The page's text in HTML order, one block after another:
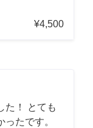
¥4,500
た！ とても
たです。